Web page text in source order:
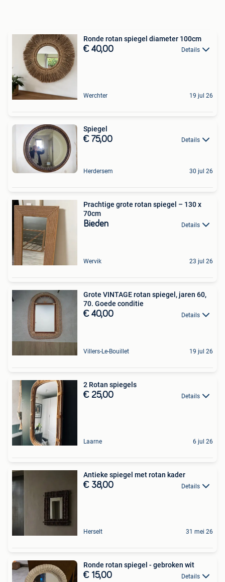
Ronde rotan spiegel diameter 100cm
€ 40,00 Details
Werchter 19 jul 26
Spiegel
€ 75,00 Details
Herdersem 30 jul 26
Prachtige grote rotan spiegel – 130 x
70cm
Bieden Details
Wervik 23 jul 26
Grote VINTAGE rotan spiegel, jaren 60,
70. Goede conditie
€ 40,00 Details
Villers-Le-Bouillet 19 jul 26
2 Rotan spiegels
€ 25,00 Details
Laarne 6 jul 26
Antieke spiegel met rotan kader
€ 38,00 Details
Herselt 31 mei 26
Ronde rotan spiegel - gebroken wit
€ 15,00 Details